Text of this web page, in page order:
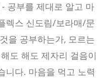
공부를 제대로 알고 마
렉스 신도림/보라매/문
을 공부하는가, 모르는
도 해도 제자리 걸음이
니다. 마음을 먹고 노력